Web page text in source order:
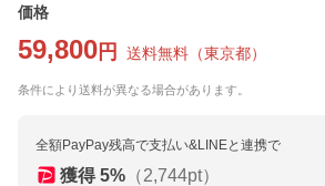
価格
59,800 円 送料無料 （東京都）
条件により送料が異なる場合があります。
全額PayPay残高で支払い&LINEと連携で
獲得 5% （2,744pt）